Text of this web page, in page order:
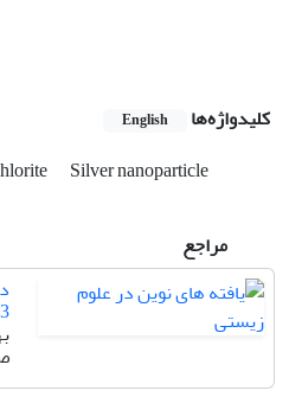
کلیدواژه‌ها English
Silver nanoparticle
مراجع